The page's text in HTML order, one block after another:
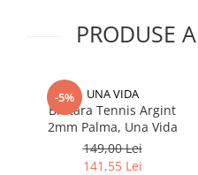
PRODUSE
-5% UNA VIDA
Bratara Tennis Argint
2mm Palma, Una Vida
149,00 Lei
141,55 Lei